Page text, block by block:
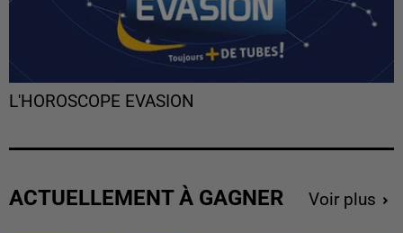
L'HOROSCOPE EVASION
ACTUELLEMENT À GAGNER Voir plus